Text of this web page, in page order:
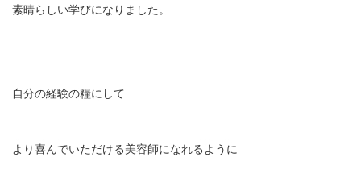
素晴らしい学びになりました。
自分の経験の糧にして
より喜んでいただける美容師になれるように